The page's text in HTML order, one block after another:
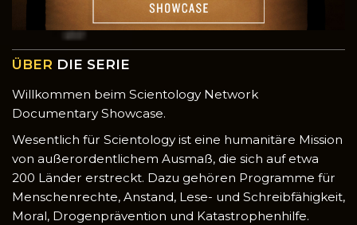
ÜBER DIE SERIE
Willkommen beim Scientology Network
Documentary Showcase.
Wesentlich für Scientology ist eine humanitäre Mission
von außerordentlichem Ausmaß, die sich auf etwa
200 Länder erstreckt. Dazu gehören Programme für
Menschenrechte, Anstand, Lese- und Schreibfähigkeit,
Moral, Drogenprävention und Katastrophenhilfe.